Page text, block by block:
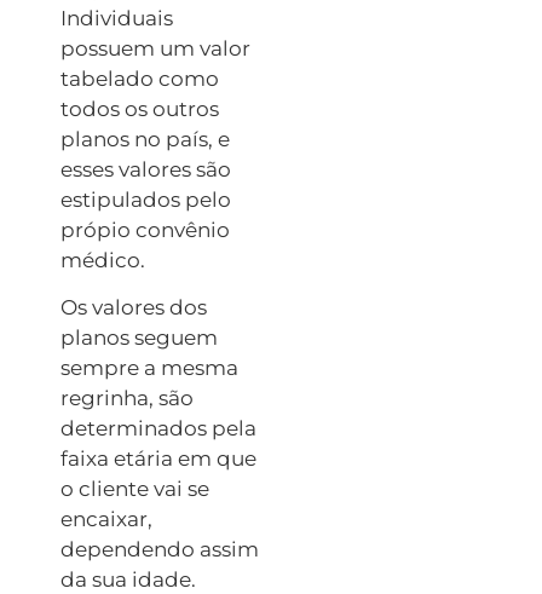
Individuais
possuem um valor
tabelado como
todos os outros
planos no país, e
esses valores são
estipulados pelo
própio convênio
médico.
Os valores dos
planos seguem
sempre a mesma
regrinha, são
determinados pela
faixa etária em que
o cliente vai se
encaixar,
dependendo assim
da sua idade.